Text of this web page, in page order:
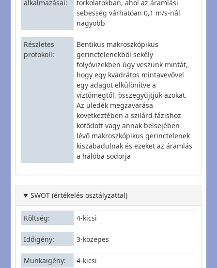
alkalmazásai
torkolatokban, ahol az áramlási
sebesség várhatóan 0,1 m/s-nál
nagyobb
Részletes
protokoll
Bentikus makroszkópikus
gerinctelenekből sekély
folyóvizekben úgy veszünk mintát,
hogy egy kvadrátos mintavevővel
egy adagot elkülönítve a
víztömegtől, összegyűjtjük azokat.
Az üledék megzavarása
következtében a szilárd fázishoz
kötődött vagy annak belsejében
lévő makroszkópikus gerinctelenek
kiszabadulnak és ezeket az áramlás
a hálóba sodorja
SWOT (értékelés osztályzattal)
Költség 4-kicsi
Időigény 3-közepes
Munkaigény 4-kicsi